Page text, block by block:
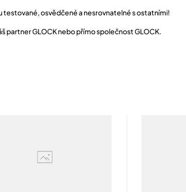
testované, osvědčené a nesrovnatelné s ostatními!
partner GLOCK nebo přímo společnost GLOCK.